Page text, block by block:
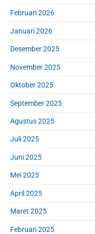
Februari 2026
Januari 2026
Desember 2025
November 2025
Oktober 2025
September 2025
Agustus 2025
Juli 2025
Juni 2025
Mei 2025
April 2025
Maret 2025
Februari 2025